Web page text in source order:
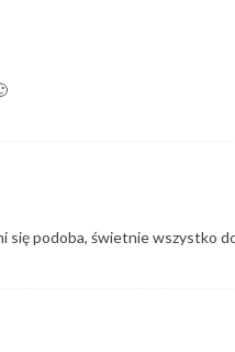
się podoba, świetnie wszystko